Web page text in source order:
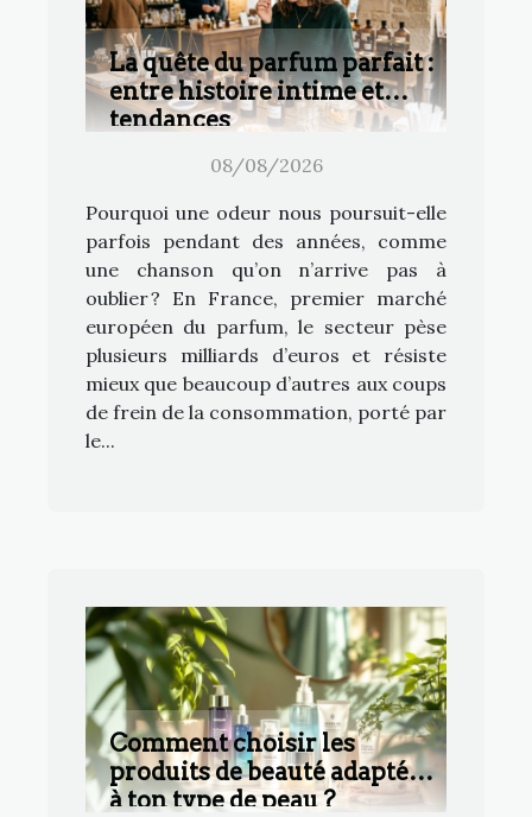
La quête du parfum parfait :
entre histoire intime et
tendances
08/08/2026
Pourquoi une odeur nous poursuit-elle
parfois pendant des années, comme
une chanson qu’on n’arrive pas à
oublier ? En France, premier marché
européen du parfum, le secteur pèse
plusieurs milliards d’euros et résiste
mieux que beaucoup d’autres aux coups
de frein de la consommation, porté par
le...
Comment choisir les
produits de beauté adaptés
à ton type de peau ?